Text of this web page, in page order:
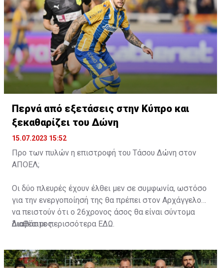
Πολωνία! pic.twitter.com/sAN4Hjjmql
— OMONOIA FC (@OMONOIAfootball)July 15, 2023
Περνά από εξετάσεις στην Κύπρο και
ξεκαθαρίζει του Δώνη
15.07.2023 15:52
Προ των πυλών η επιστροφή του Τάσου Δώνη στον
ΑΠΟΕΛ;
Οι δύο πλευρές έχουν έλθει μεν σε συμφωνία, ωστόσο
για την ενεργοποίησή της θα πρέπει στον Αρχάγγελο
να πειστούν ότι ο 26χρονος άσος θα είναι σύντομα
διαθέσιμος.
Διαβάστε περισσότερα ΕΔΩ.